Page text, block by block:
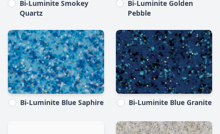
Bi-Luminite Smokey
Quartz
Bi-Luminite Golden
Pebble
Bi-Luminite Blue Saphire Bi-Luminite Blue Granite